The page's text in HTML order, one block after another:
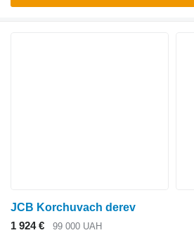
JCB Korchuvach derev
1 924 €
99 000 UAH